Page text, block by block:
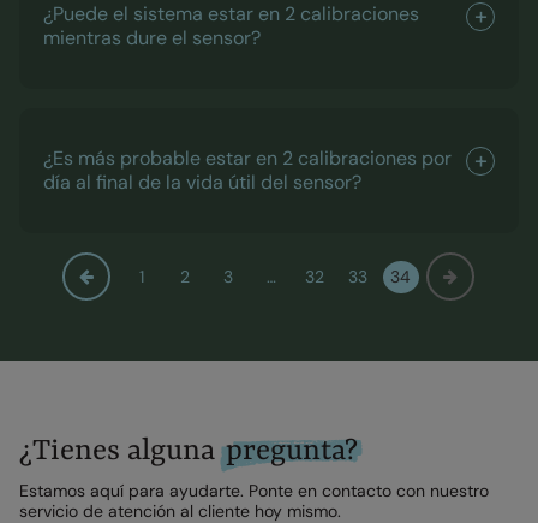
¿Puede el sistema estar en 2 calibraciones
mientras dure el sensor?
¿Es más probable estar en 2 calibraciones por
día al final de la vida útil del sensor?
1 2 3 … 32 33 34
¿Tienes algunapregunta?
Estamos aquí para ayudarte. Ponte en contacto con nuestro
servicio de atención al cliente hoy mismo.